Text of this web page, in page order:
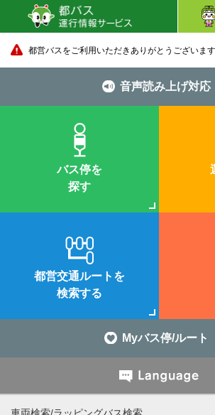
都営バスをご利用いただきありがとうございます
音声読み上げ対応
バス停を
探す
都営交通ルートを
検索する
Myバス停/ルート